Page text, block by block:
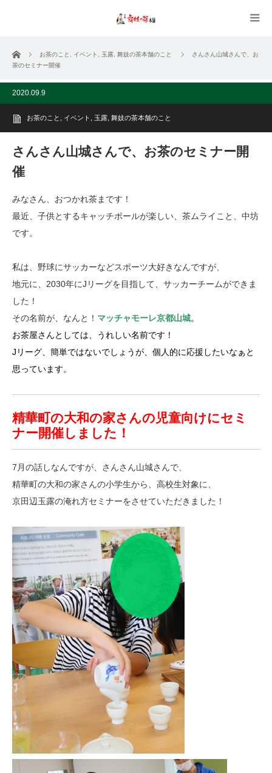
ホーム お茶のこと イベント 玉露 舞妓の茶本舗のこと
さんさん山城さんで、お
茶のセミナー開催
2020.09.9
お茶のこと イベント 玉露 舞妓の茶本舗のこと
さんさん山城さんで、お茶のセミナー開
催
みなさん、おつかれ茶まです！
最近、子供とするキャッチボールが楽しい、茶ムライこと、中坊
です。
私は、野球にサッカーなどスポーツ大好きなんですが、
地元に、2030年にJリーグを目指して、サッカーチームができま
した！
その名前が、なんと！ マッチャモーレ京都山城。
お茶屋さんとしては、うれしい名前です！
Jリーグ、簡単ではないでしょうが、個人的に応援したいなぁと
思っています。
精華町の大和の家さんの児童向けにセミ
ナー開催しました！
7月の話しなんですが、さんさん山城さんで、
精華町の大和の家さんの小学生から、高校生対象に、
京田辺玉露の淹れ方セミナーをさせていただきました！